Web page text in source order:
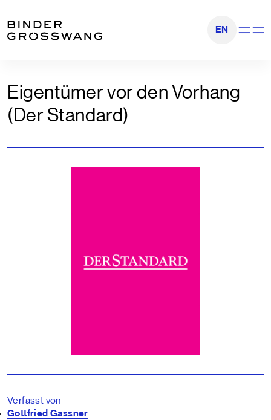
EN
Eigentümer vor den Vorhang
(Der Standard)
Verfasst von
Gottfried Gassner